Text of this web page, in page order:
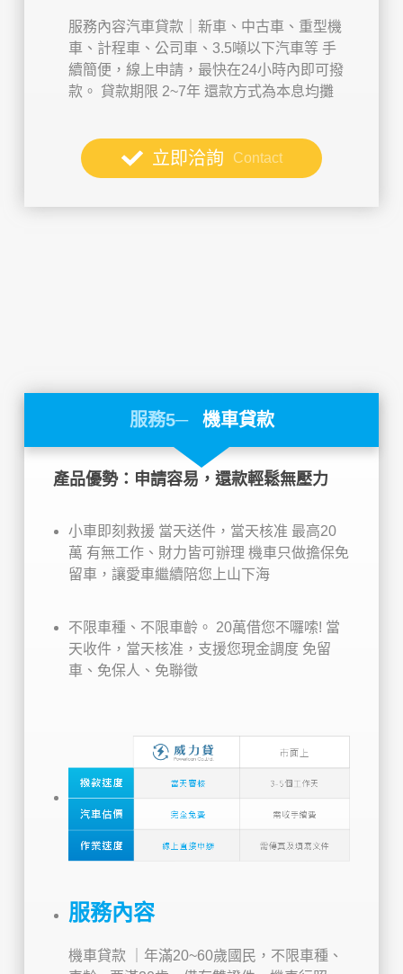
服務內容汽車貸款｜新車、中古車、重型機
車、計程車、公司車、3.5噸以下汽車等 手
續簡便，線上申請，最快在24小時內即可撥
款。 貸款期限 2~7年還款方式為本息均攤
立即洽詢 Contact
服務5─ 機車貸款
產品優勢：申請容易，還款輕鬆無壓力
小車即刻救援當天送件，當天核准 最高20
萬 有無工作、財力皆可辦理 機車只做擔保免
留車，讓愛車繼續陪您上山下海
不限車種、不限車齡。 20萬借您不囉嗦! 當
天收件，當天核准，支援您現金調度 免留
車、免保人、免聯徵
服務內容
機車貸款 ｜年滿20~60歲國民，不限車種、